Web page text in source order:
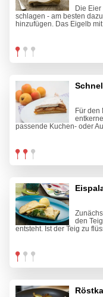
Die
schlagen - am besten
hinzufügen. Das Eigelb
Für
passende Kuchen- oder
den
entsteht. Ist der Teig zu